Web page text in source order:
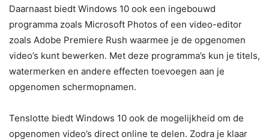
Daarnaast biedt Windows 10 ook een ingebouwd
programma zoals Microsoft Photos of een video-editor
zoals Adobe Premiere Rush waarmee je de opgenomen
video’s kunt bewerken. Met deze programma’s kun je titels,
watermerken en andere effecten toevoegen aan je
opgenomen schermopnamen.
Tenslotte biedt Windows 10 ook de mogelijkheid om de
opgenomen video’s direct online te delen. Zodra je klaar